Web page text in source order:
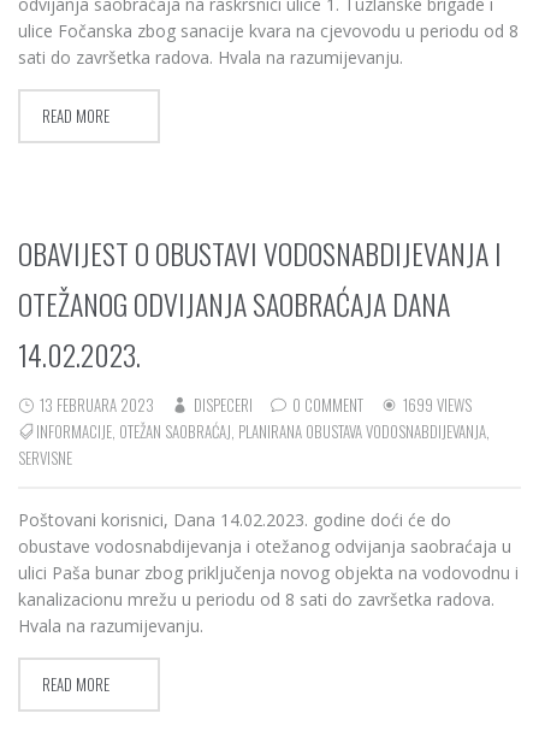
ulice Fočanska zbog sanacije kvara na cjevovodu u periodu od 8
sati do završetka radova. Hvala na razumijevanju.
READ MORE
OBAVIJEST O OBUSTAVI VODOSNABDIJEVANJA I
OTEŽANOG ODVIJANJA SAOBRAĆAJA DANA
14.02.2023.
13 FEBRUARA 2023 DISPECERI 0 COMMENT
1699 VIEWS
INFORMACIJE OTEŽAN SAOBRAĆAJ PLANIRANA OBUSTAVA VODOSNABDIJEVANJA
SERVISNE
Poštovani korisnici, Dana 14.02.2023. godine doći će do
obustave vodosnabdijevanja i otežanog odvijanja saobraćaja u
ulici Paša bunar zbog priključenja novog objekta na vodovodnu i
kanalizacionu mrežu u periodu od 8 sati do završetka radova.
Hvala na razumijevanju.
READ MORE